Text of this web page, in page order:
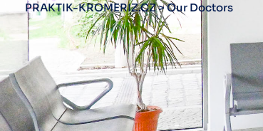
PRAKTIK-KROMERIZ.CZ>Our Doctors